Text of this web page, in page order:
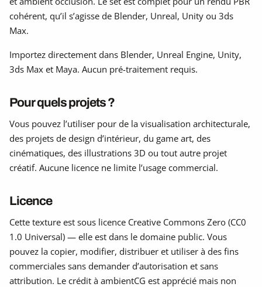
cohérent, qu’il s’agisse de Blender, Unreal, Unity ou 3ds
Max.
Importez directement dans Blender, Unreal Engine, Unity,
3ds Max et Maya. Aucun pré-traitement requis.
Pour quels projets ?
Vous pouvez l’utiliser pour de la visualisation architecturale,
des projets de design d’intérieur, du game art, des
cinématiques, des illustrations 3D ou tout autre projet
créatif. Aucune licence ne limite l’usage commercial.
Licence
Cette texture est sous licence Creative Commons Zero (CC0
1.0 Universal) — elle est dans le domaine public. Vous
pouvez la copier, modifier, distribuer et utiliser à des fins
commerciales sans demander d’autorisation et sans
attribution. Le crédit à ambientCG est apprécié mais non